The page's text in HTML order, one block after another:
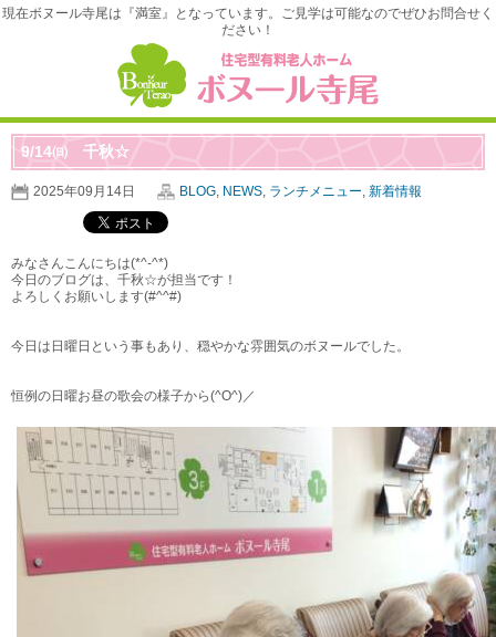
現在ボヌール寺尾は『満室』となっています。ご見学は可能なのでぜひお問合せく
ださい！
9/14㈰ 千秋☆
2025年09月14日 BLOG, NEWS, ランチメニュー, 新着情報
みなさんこんにちは(*^-^*)
今日のブログは、千秋☆が担当です！
よろしくお願いします(#^^#)
今日は日曜日という事もあり、穏やかな雰囲気のボヌールでした。
恒例の日曜お昼の歌会の様子から(^O^)／